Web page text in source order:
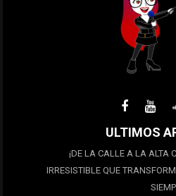
ULTIMOS
¡DE LA CALLE A LA ALTA
IRRESISTIBLE QUE